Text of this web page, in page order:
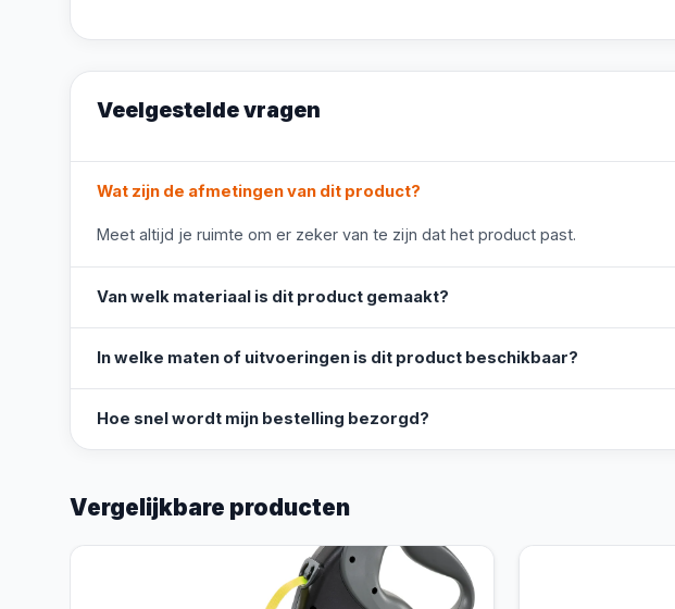
Veelgestelde vragen
Wat zijn de afmetingen van dit product?
Meet altijd je ruimte om er zeker van te zijn dat het product past.
Van welk materiaal is dit product gemaakt?
In welke maten of uitvoeringen is dit product beschikbaar?
Hoe snel wordt mijn bestelling bezorgd?
Vergelijkbare producten